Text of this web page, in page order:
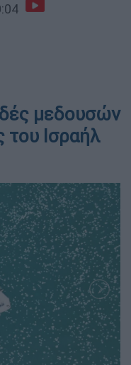
μεδουσών
του Ισραήλ